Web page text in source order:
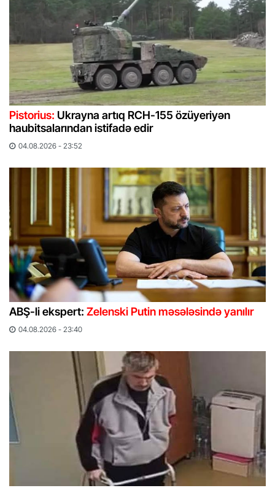
Pistorius: Ukrayna artıq RCH-155 özüyeriyən
haubitsalarından istifadə edir
04.08.2026 - 23:52
ABŞ-li ekspert: Zelenski Putin məsələsində yanılır
04.08.2026 - 23:40